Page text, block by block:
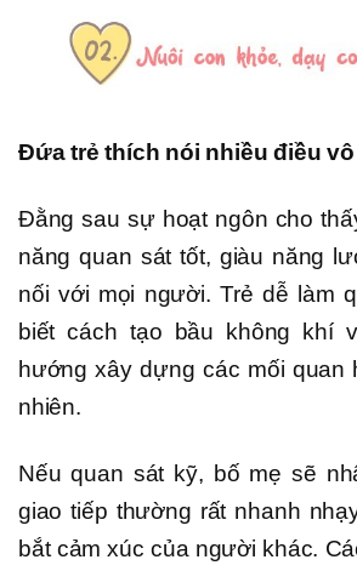
Đứa trẻ thích nói nhiều điều
Đằng sau sự hoạt ngôn cho
năng quan sát tốt, giàu năng
nối với mọi người. Trẻ dễ làm
biết cách tạo bầu không khí
hướng xây dựng các mối quan
nhiên.
Nếu quan sát kỹ, bố mẹ sẽ
giao tiếp thường rất nhanh
bắt cảm xúc của người khác.